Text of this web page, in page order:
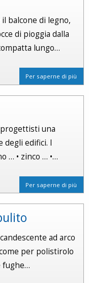
balcone di legno,
di pioggia dalla
lungo…
Per saperne di più
una
edifici. I
… • zinco … •…
Per saperne di più
ad arco
per polistirolo
fughe…